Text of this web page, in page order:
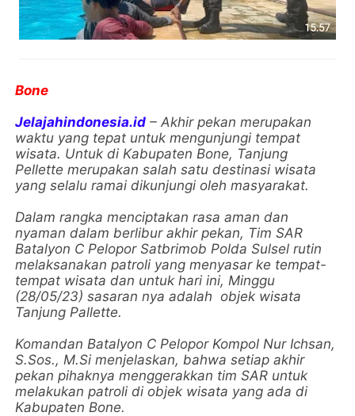
Bone
Jelajahindonesia.id – Akhir pekan merupakan
waktu yang tepat untuk mengunjungi tempat
wisata. Untuk di Kabupaten Bone, Tanjung
Pellette merupakan salah satu destinasi wisata
yang selalu ramai dikunjungi oleh masyarakat.
Dalam rangka menciptakan rasa aman dan
nyaman dalam berlibur akhir pekan, Tim SAR
Batalyon C Pelopor Satbrimob Polda Sulsel rutin
melaksanakan patroli yang menyasar ke tempat-
tempat wisata dan untuk hari ini, Minggu
(28/05/23) sasaran nya adalah objek wisata
Tanjung Pallette.
Komandan Batalyon C Pelopor Kompol Nur Ichsan,
S.Sos., M.Si menjelaskan, bahwa setiap akhir
pekan pihaknya menggerakkan tim SAR untuk
melakukan patroli di objek wisata yang ada di
Kabupaten Bone.